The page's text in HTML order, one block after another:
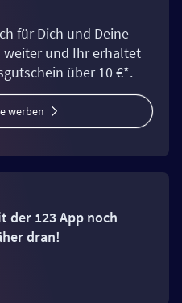
für Dich und Deine
weiter und Ihr erhaltet
über 10 €*.
werben
dran!